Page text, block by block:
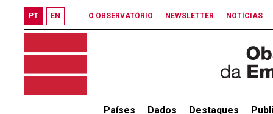
PT EN O OBSERVATÓRIO NEWSLETTER NOTÍCIAS
Países Dados Destaques